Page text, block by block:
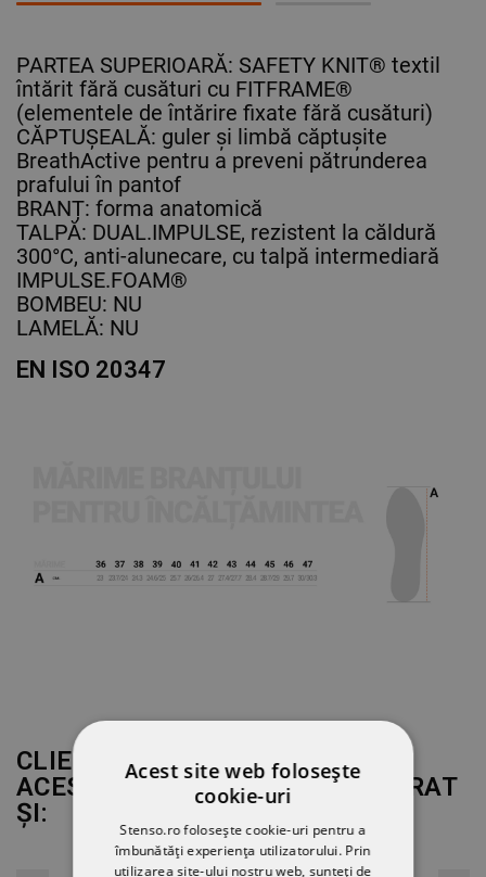
PARTEA SUPERIOARĂ: SAFETY KNIT® textil
întărit fără cusături cu FITFRAME®
(elementele de întărire fixate fără cusături)
CĂPTUȘEALĂ: guler și limbă căptușite
BreathActive pentru a preveni pătrunderea
prafului în pantof
BRANȚ: forma anatomică
TALPĂ: DUAL.IMPULSE, rezistent la căldură
300°C, anti-alunecare, cu talpă intermediară
IMPULSE.FOAM®
BOMBEU: NU
LAMELĂ: NU
EN ISO 20347
CLIENȚII CARE AU CUMPĂRAT
ACEST PRODUS AU MAI CUMPĂRAT
ȘI:
Acest site web folosește
cookie-uri
Stenso.ro folosește cookie-uri pentru a
îmbunătăți experiența utilizatorului. Prin
utilizarea site-ului nostru web, sunteți de